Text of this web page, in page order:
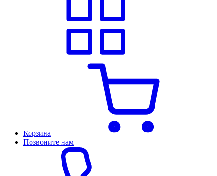
Корзина
Позвоните нам